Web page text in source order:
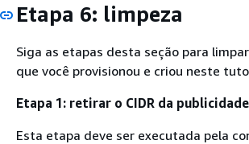
Etapa 6: limpeza
Siga as etapas desta seção para
que você provisionou e criou neste
Etapa 1: retirar o CIDR da publicidade
Esta etapa deve ser executada pela